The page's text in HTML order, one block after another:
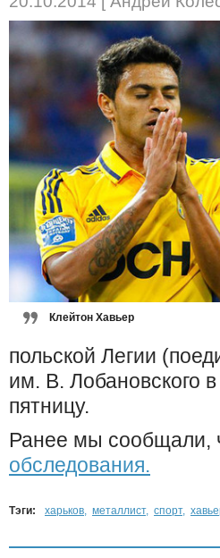
Клейтон Хавьер
польской Легии
им. В. Лобановского
пятницу.
Ранее мы сообщали,
обследования.
Тэги: харьков, металлист, спорт,